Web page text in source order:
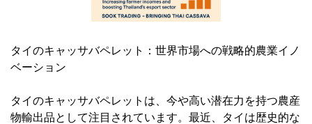
タイのキャッサバペレット：世界市場への戦略的農業イノ
ベーション
タイのキャッサバペレットは、今や高い潜在力を持つ農産
物輸出品として注目されています。最近、タイは歴史的な